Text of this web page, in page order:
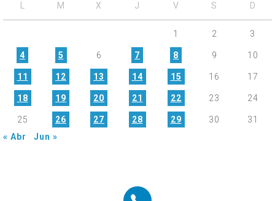
M X J V S D
1 2 3
4 5 6 7 8 9 10
11 12 13 14 15 16 17
18 19 20 21 22 23 24
25 26 27 28 29 30
31
« Abr
Jun »